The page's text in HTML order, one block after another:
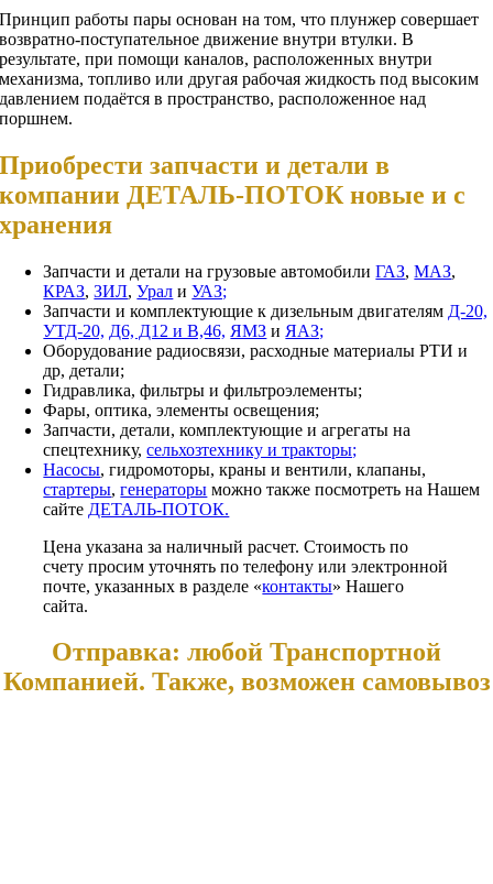
Принцип работы пары основан на том, что плунжер совершает
возвратно-поступательное движение внутри втулки. В
результате, при помощи каналов, расположенных внутри
механизма, топливо или другая рабочая жидкость под высоким
давлением подаётся в пространство, расположенное над
поршнем.
Приобрести запчасти и детали в
компании ДЕТАЛЬ-ПОТОК новые и с
хранения
Запчасти и детали на грузовые автомобилиГАЗ,МАЗ,
КРАЗ,ЗИЛ,Урал иУАЗ;
Запчасти и комплектующие к дизельным двигателям Д-20,
УТД-20, Д6, Д12 и В,46, ЯМЗ и ЯАЗ;
Оборудование радиосвязи, расходные материалы РТИ и
др, детали;
Гидравлика, фильтры и фильтроэлементы;
Фары, оптика, элементы освещения;
Запчасти, детали, комплектующие и агрегаты на
спецтехнику,сельхозтехнику и тракторы;
Насосы, гидромоторы, краны и вентили, клапаны,
стартеры,генераторы можно также посмотреть на Нашем
сайте ДЕТАЛЬ-ПОТОК.
Цена указана за наличный расчет. Стоимость по
счету просим уточнять по телефону или электронной
почте, указанных в разделе «контакты» Нашего
сайта.
Отправка: любой Транспортной
Компанией. Также, возможен самовывоз